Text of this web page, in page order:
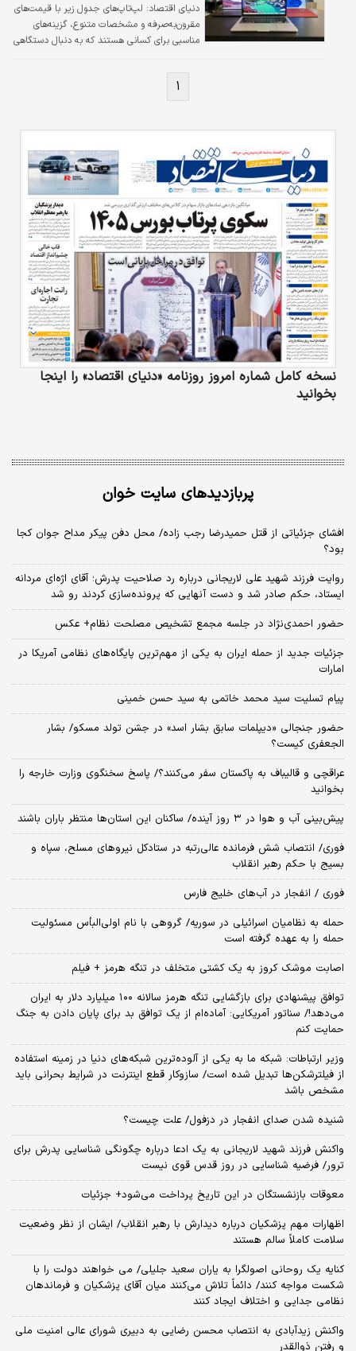
دنیای اقتصاد: لپ‌تاپ‌های جدول زیر با قیمت‌های
مقرون‌به‌صرفه و مشخصات متنوع، گزینه‌های
مناسبی برای کسانی هستند که به دنبال دستگاهی
۱
نسخه کامل شماره امروز روزنامه «دنیای‌ اقتصاد» را اینجا
بخوانید
پربازدیدهای سایت خوان
افشای جزئیاتی از قتل حمیدرضا رجب زاده/ محل دفن پیکر مداح جوان کجا
بود؟
روایت فرزند شهید علی لاریجانی درباره رد صلاحیت پدرش؛ آقای اژه‌ای مردانه
ایستاد، حکم صادر شد و دست آنهایی که پرونده‌سازی کردند رو شد
حضور احمدی‌نژاد در جلسه مجمع تشخیص مصلحت نظام+ عکس
جزئیات جدید از حمله ایران به یکی از مهم‌ترین پایگاه‌های نظامی آمریکا در
امارات
پیام تسلیت سید محمد خاتمی به سید حسن خمینی
حضور جنجالی «دیپلمات سابق بشار اسد» در جشن تولد مسکو/ بشار
الجعفری کیست؟
عراقچی و قالیباف به پاکستان سفر می‌کنند؟/ پاسخ سخنگوی وزارت خارجه را
بخوانید
پیش‌بینی آب و هوا در ۳ روز آینده/ ساکنان این استان‌ها منتظر باران باشند
فوری/ انتصاب شش فرمانده عالی‌رتبه در ستادکل نیروهای مسلح، سپاه و
بسیج با حکم رهبر انقلاب
فوری / انفجار در آب‌های خلیج فارس
حمله به نظامیان اسرائیلی در سوریه/ گروهی با نام اولی‌البأس مسئولیت
حمله را به عهده گرفته است
اصابت موشک کروز به یک کشتی متخلف در تنگه هرمز + فیلم
توافق پیشنهادی برای بازگشایی تنگه هرمز سالانه ۱۰۰ میلیارد دلار به ایران
می‌دهد!/ سناتور آمریکایی: آماده‌ام از یک توافق بد برای پایان دادن به جنگ
حمایت کنم
وزیر ارتباطات: شبکه ما به یکی از آلوده‌ترین شبکه‌های دنیا در زمینه استفاده
از فیلترشکن‌ها تبدیل شده است/ سازوکار قطع اینترنت در شرایط بحرانی باید
مشخص باشد
شنیده شدن صدای انفجار در دزفول/ علت چیست؟
واکنش فرزند شهید لاریجانی به یک ادعا درباره چگونگی شناسایی پدرش برای
ترور/ فرضیه شناسایی در روز قدس قوی نیست
معوقات بازنشستگان در این تاریخ پرداخت می‌شود+ جزئیات
اظهارات مهم پزشکیان درباره دیدارش با رهبر انقلاب/ ایشان از نظر وضعیت
سلامت کاملاً سالم هستند
کنایه یک روحانی اصولگرا به یاران سعید جلیلی/ می خواهند دولت را با
شکست مواجه کنند/ دائماً تلاش می‌کنند میان آقای پزشکیان و فرماندهان
نظامی جدایی و اختلاف ایجاد کنند
واکنش زیدآبادی به انتصاب محسن رضایی به دبیری شورای عالی امنیت ملی
و رفتن ذوالقدر